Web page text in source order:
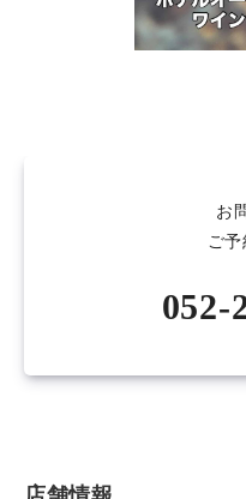
お
ご予
052-